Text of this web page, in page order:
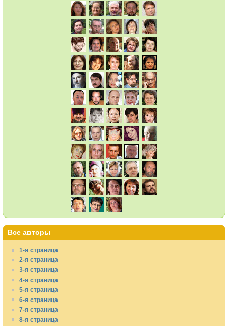
Все авторы
1-я страница
2-я страница
3-я страница
4-я страница
5-я страница
6-я страница
7-я страница
8-я страница